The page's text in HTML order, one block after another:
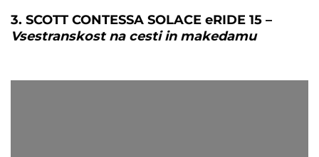
3. SCOTT CONTESSA SOLACE eRIDE 15 –
Vsestranskost na cesti in makedamu